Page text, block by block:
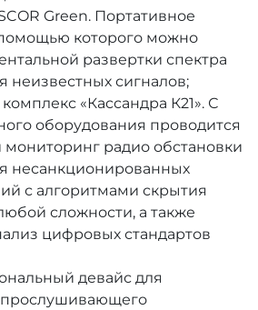
Green. Портативное
помощью которого можно
развертки спектра
неизвестных сигналов;
«Каcсандра К21». С
оборудования проводится
радио обстановки
несанкционированных
с алгоритмами скрытия
сложности, а также
цифровых стандартов
девайс для